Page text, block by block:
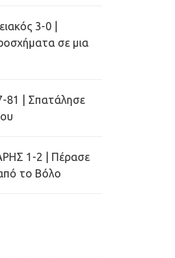
3-0 |
σε μια
81 | Σπατάλησε
1-2 | Πέρασε
το Βόλο